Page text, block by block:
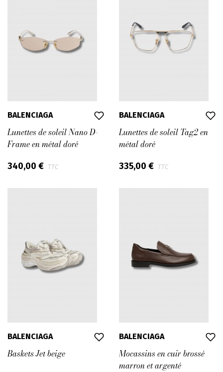
sous la direction de Demna Gvasalia depuis octobre
2016 après les passages remarqués de Nicolas
Ghesquière et plus récemment, d'Alexander Wang.
BALENCIAGA
Lunettes de soleil Nano D-
Frame en métal doré
340,00 € TTC
BALENCIAGA
Lunettes de soleil Tag2 en
métal doré
335,00 € TTC
BALENCIAGA
Baskets Jet beige
BALENCIAGA
Mocassins en cuir brossé
marron et argenté